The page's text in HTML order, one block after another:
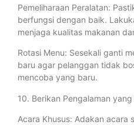
Pemeliharaan Peralatan:
berfungsi dengan baik.
menjaga kualitas makanan
Rotasi Menu: Sesekali ganti
baru agar pelanggan tidak
mencoba yang baru.
10. Berikan Pengalaman
Acara Khusus: Adakan acara